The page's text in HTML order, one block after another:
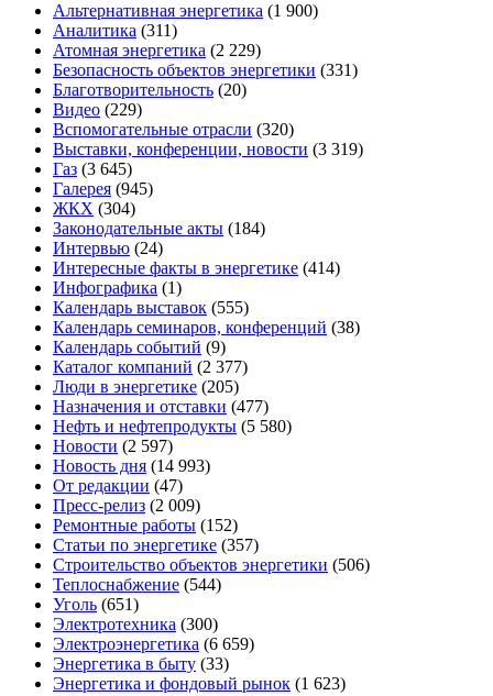
Альтернативная энергетика (1 900)
Аналитика (311)
Атомная энергетика (2 229)
Безопасность объектов энергетики (331)
Благотворительность (20)
Видео (229)
Вспомогательные отрасли (320)
Выставки, конференции, новости (3 319)
Газ (3 645)
Галерея (945)
ЖКХ (304)
Законодательные акты (184)
Интервью (24)
Интересные факты в энергетике (414)
Инфографика (1)
Календарь выставок (555)
Календарь семинаров, конференций (38)
Календарь событий (9)
Каталог компаний (2 377)
Люди в энергетике (205)
Назначения и отставки (477)
Нефть и нефтепродукты (5 580)
Новости (2 597)
Новость дня (14 993)
От редакции (47)
Пресс-релиз (2 009)
Ремонтные работы (152)
Статьи по энергетике (357)
Строительство объектов энергетики (506)
Теплоснабжение (544)
Уголь (651)
Электротехника (300)
Электроэнергетика (6 659)
Энергетика в быту (33)
Энергетика и фондовый рынок (1 623)